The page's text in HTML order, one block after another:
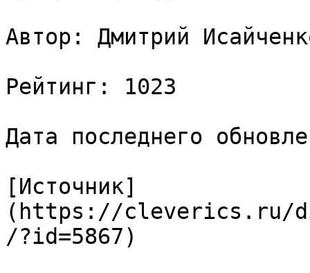
Автор: Дмитрий
Рейтинг: 1023
Дата последнего
[Источник]
(https://cleverics.ru/
/?id=5867)